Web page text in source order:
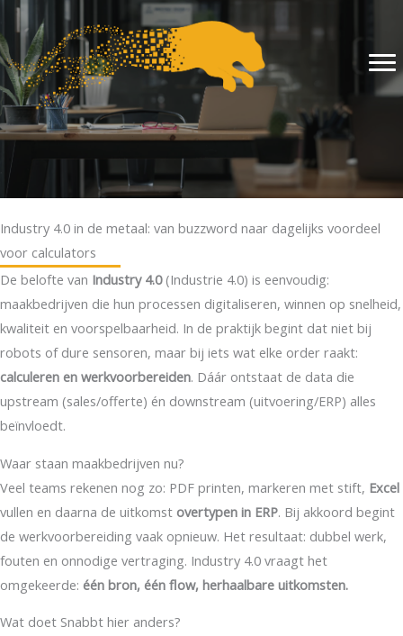
naar
de
inhoud
Industry 4.0 in de metaal: van buzzword naar dagelijks voordeel
voor calculators
De belofte van Industry 4.0(Industrie 4.0) is eenvoudig:
maakbedrijven die hun processen digitaliseren, winnen op snelheid,
kwaliteit en voorspelbaarheid. In de praktijk begint dat niet bij
robots of dure sensoren, maar bij iets wat elke order raakt:
calculeren en werkvoorbereiden. Dáár ontstaat de data die
upstream (sales/offerte) én downstream (uitvoering/ERP) alles
beïnvloedt.
Waar staan maakbedrijven nu?
Veel teams rekenen nog zo: PDF printen, markeren met stift, Excel
vullen en daarna de uitkomst overtypen in ERP. Bij akkoord begint
de werkvoorbereiding vaak opnieuw. Het resultaat: dubbel werk,
fouten en onnodige vertraging. Industry 4.0 vraagt het
omgekeerde: één bron, één flow, herhaalbare uitkomsten.
Wat doet Snabbt hier anders?